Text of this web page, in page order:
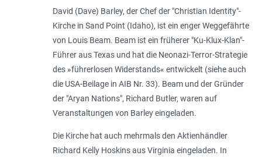
David (Dave) Barley, der Chef der "Christian Identity"-
Kirche in Sand Point (Idaho), ist ein enger Weggefährte
von Louis Beam. Beam ist ein früherer "Ku-Klux-Klan"-
Führer aus Texas und hat die Neonazi-Terror-Strategie
des »führerlosen Widerstands« entwickelt (siehe auch
die USA-Beilage in AIB Nr. 33). Beam und der Gründer
der "Aryan Nations", Richard Butler, waren auf
Veranstaltungen von Barley eingeladen.
Die Kirche hat auch mehrmals den Aktienhändler
Richard Kelly Hoskins aus Virginia eingeladen. In